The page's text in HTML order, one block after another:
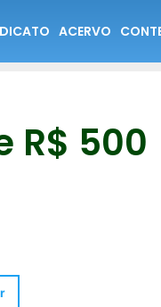
ACERVO
R$ 500